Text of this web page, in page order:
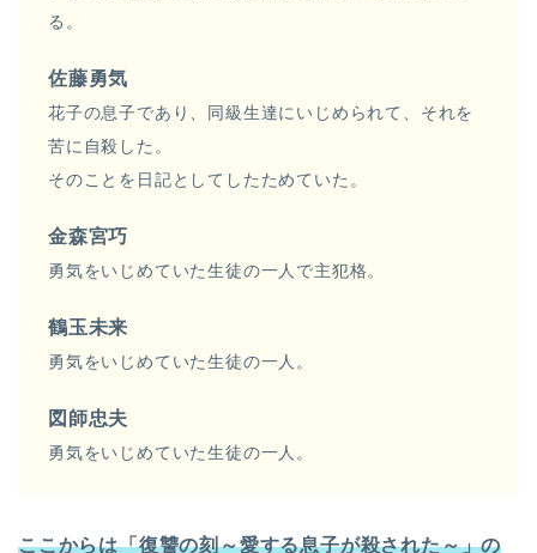
る。
佐藤勇気
花子の息子であり、同級生達にいじめられて、それを
苦に自殺した。
そのことを日記としてしたためていた。
金森宮巧
勇気をいじめていた生徒の一人で主犯格。
鶴玉未来
勇気をいじめていた生徒の一人。
図師忠夫
勇気をいじめていた生徒の一人。
ここからは「復讐の刻～愛する息子が殺された～」の